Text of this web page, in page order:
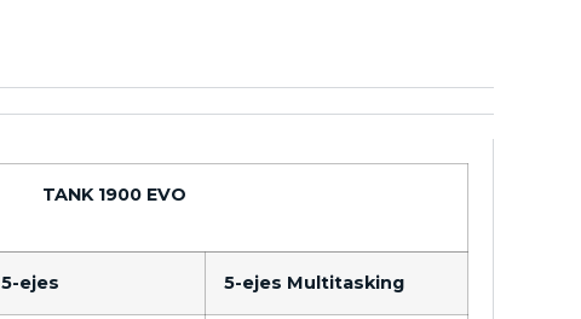
TANK 1900 EVO
5-ejes 5-ejes Multitasking